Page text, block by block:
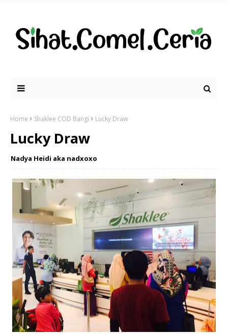
Home Shaklee COD Bangi Lucky Draw
Lucky Draw
Nadya Heidi aka nadxoxo